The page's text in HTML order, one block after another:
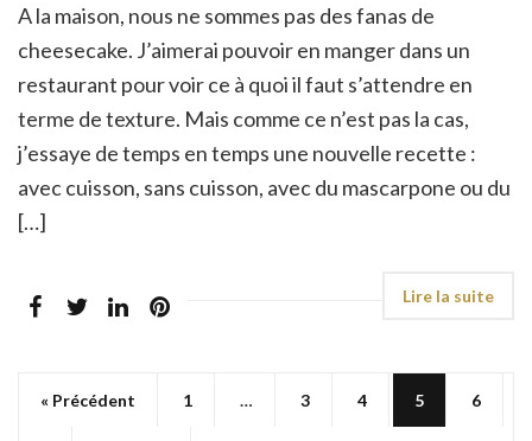
A la maison, nous ne sommes pas des fanas de
cheesecake. J’aimerai pouvoir en manger dans un
restaurant pour voir ce à quoi il faut s’attendre en
terme de texture. Mais comme ce n’est pas la cas,
j’essaye de temps en temps une nouvelle recette :
avec cuisson, sans cuisson, avec du mascarpone ou du
[…]
« Précédent 1 … 3 4 5 6